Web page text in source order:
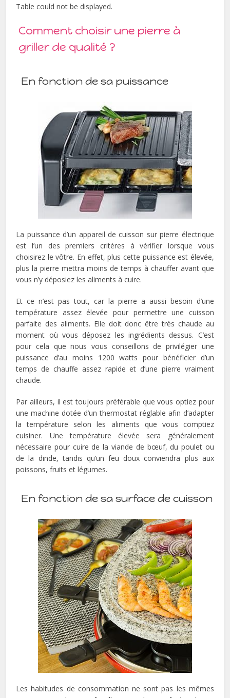
Table could not be displayed.
Comment choisir une pierre à
griller de qualité ?
En fonction de sa puissance
La puissance d’un appareil de cuisson sur pierre électrique
est l’un des premiers critères à vérifier lorsque vous
choisirez le vôtre. En effet, plus cette puissance est élevée,
plus la pierre mettra moins de temps à chauffer avant que
vous n’y déposiez les aliments à cuire.
Et ce n’est pas tout, car la pierre a aussi besoin d’une
température assez élevée pour permettre une cuisson
parfaite des aliments. Elle doit donc être très chaude au
moment où vous déposez les ingrédients dessus. C’est
pour cela que nous vous conseillons de privilégier une
puissance d’au moins 1200 watts pour bénéficier d’un
temps de chauffe assez rapide et d’une pierre vraiment
chaude.
Par ailleurs, il est toujours préférable que vous optiez pour
une machine dotée d’un thermostat réglable afin d’adapter
la température selon les aliments que vous comptiez
cuisiner. Une température élevée sera généralement
nécessaire pour cuire de la viande de bœuf, du poulet ou
de la dinde, tandis qu’un feu doux conviendra plus aux
poissons, fruits et légumes.
En fonction de sa surface de cuisson
Les habitudes de consommation ne sont pas les mêmes